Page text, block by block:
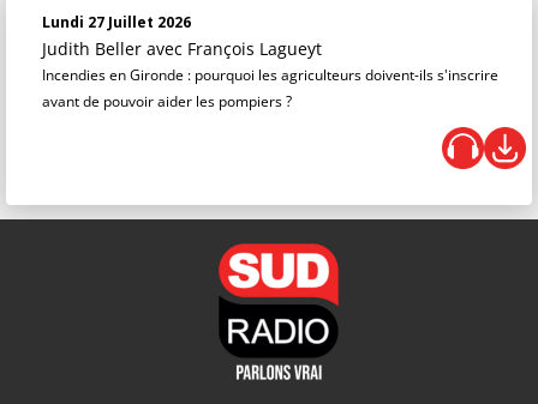
Lundi 27 Juillet 2026
Judith Beller avec François Lagueyt
Incendies en Gironde : pourquoi les agriculteurs doivent-ils s'inscrire
avant de pouvoir aider les pompiers ?